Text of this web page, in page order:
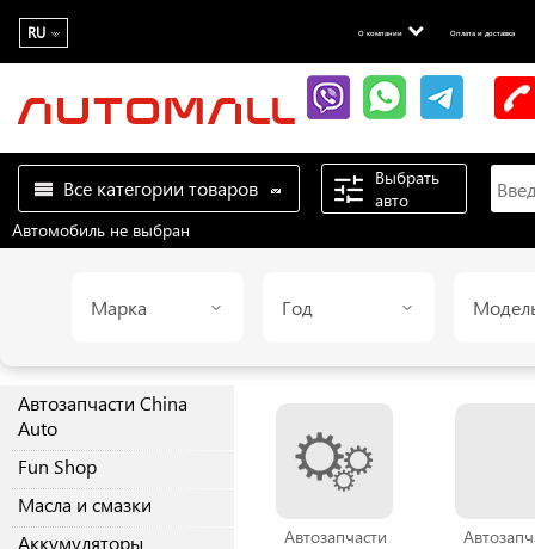
RU О компании Оплата и доставка
Все категории товаров
Выбрать
авто
Автомобиль не выбран
Марка Год
Автозапчасти China
Auto
Fun Shop
Масла и смазки
Аккумуляторы
Автозапчасти